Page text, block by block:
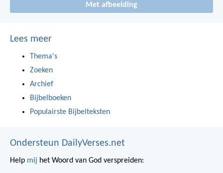
Met afbeelding
Lees meer
Thema's
Zoeken
Archief
Bijbelboeken
Populairste Bijbelteksten
Ondersteun DailyVerses.net
Help mij het Woord van God verspreiden: